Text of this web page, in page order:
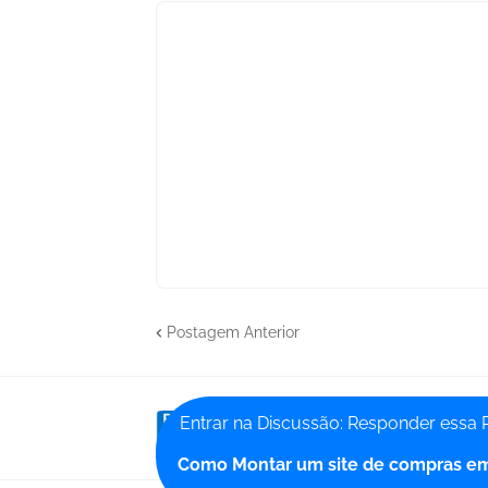
Entrar na Discussão: Responder essa
Como Montar um site de compras
Postagem Anterior
Poste uma pergunta e